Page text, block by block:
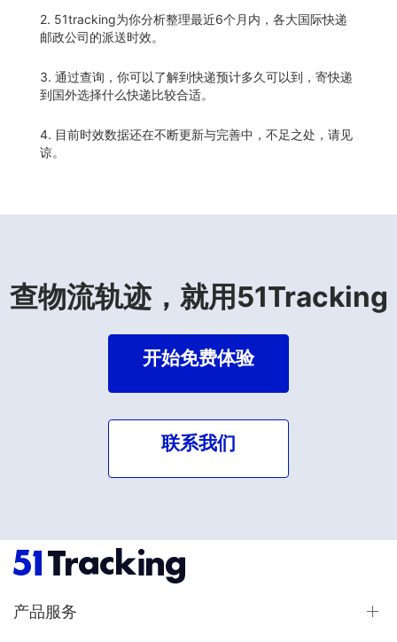
2. 51tracking为你分析整理最近6个月内，各大国际快递
邮政公司的派送时效。
3. 通过查询，你可以了解到快递预计多久可以到，寄快递
到国外选择什么快递比较合适。
4. 目前时效数据还在不断更新与完善中，不足之处，请见
谅。
查物流轨迹，就用51Tracking
开始免费体验
联系我们
产品服务